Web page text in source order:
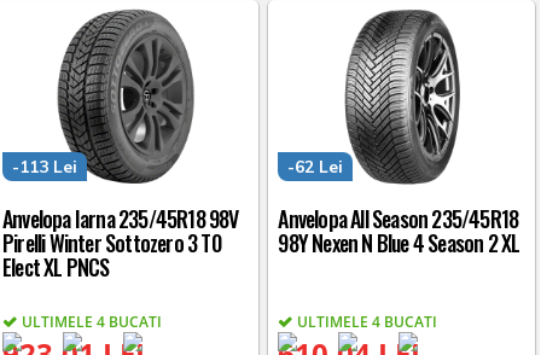
Anvelopa Iarna 235/45R18 98V
Pirelli Winter Sottozero 3 T0
Elect XL PNCS
ULTIMELE 4 BUCATI
-113 Lei
Anvelopa All Season 235/45R18
98Y Nexen N Blue 4 Season 2 XL
ULTIMELE 4 BUCATI
-62 Lei